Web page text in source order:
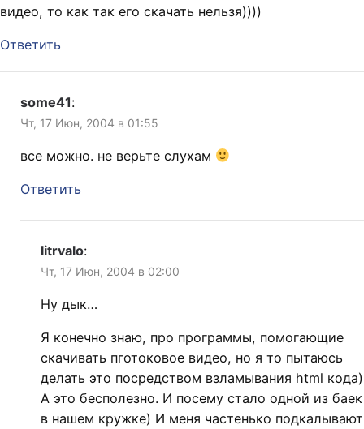
видео, то как так его скачать нельзя))))
Ответить
some41:
Чт, 17 Июн, 2004 в 01:55
все можно. не верьте слухам
Ответить
litrvalo:
Чт, 17 Июн, 2004 в 02:00
Ну дык…
Я конечно знаю, про программы, помогающие
скачивать пготоковое видео, но я то пытаюсь
делать это посредством взламывания html кода)
А это бесполезно. И посему стало одной из баек
в нашем кружке) И меня частенько подкалывают